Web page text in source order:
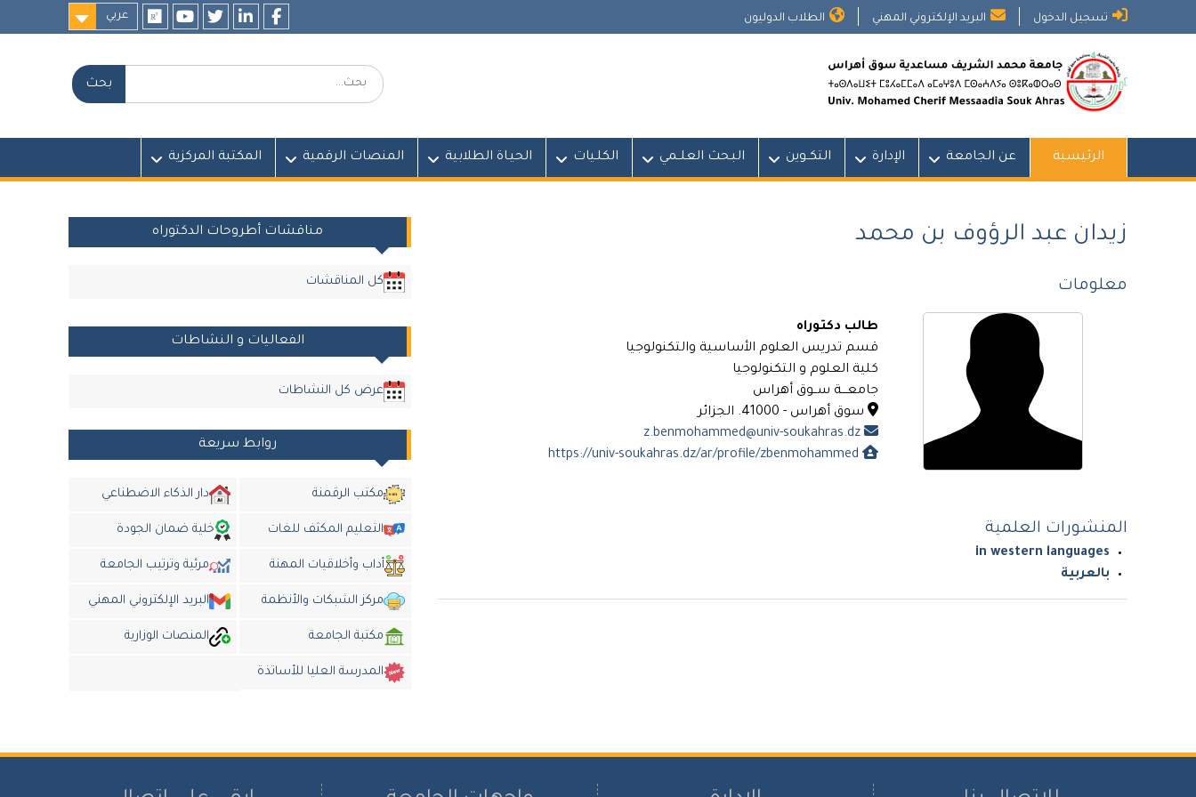
تسجيل الدخول البريد الإلكتروني المهني الطلاب الدوليون
عربي
بحث:
الرئيسية عن الجامعة الإدارة التكــوين البـحث العلــمي الكلـيات الحيـاة الطلابية المنصات الرقمية المكتبة المركزية
زيدان عبد الرؤوف بن محمد
معلومات
طالب دكتوراه
قسم تدريس العلوم الأساسية والتكنولوجيا
كلية العلوم و التكنولوجيا
جامعـــة ســوق أهراس
سوق أهراس - 41000. الجزائر
المنشورات العلمية
in western languages
بالعربية
مناقشات أطروحات الدكتوراه
كل المناقشات
الفعاليات و النشاطات
عرض كل النشاطات
روابط سريعة
مكتب الرقمنة دار الذكاء الاضطناعي
التعليم المكثف للغات خلية ضمان الجودة
أداب وأخلاقيات المهنة مرئية وترتيب الجامعة
مركز الشبكات والأنظمة البريد الإلكتروني المهني
مكتبة الجامعة المنصات الوزارية
المدرسة العليا للأساتذة